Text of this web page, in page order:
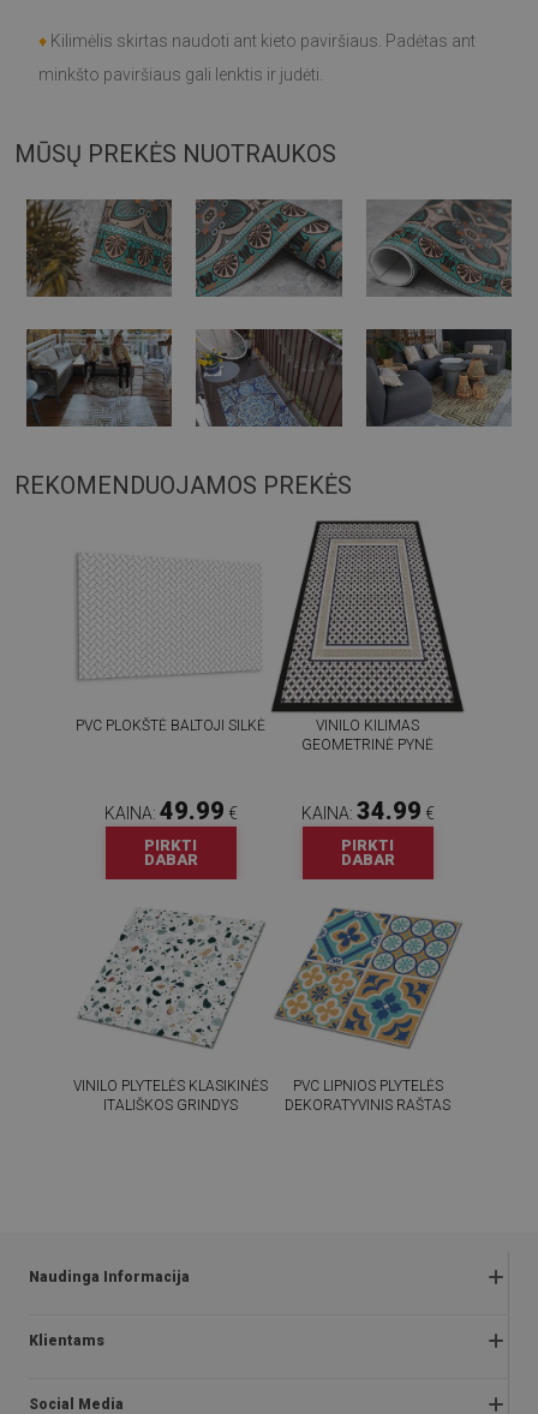
♦ Kilimėlis skirtas naudoti ant kieto paviršiaus. Padėtas ant
minkšto paviršiaus gali lenktis ir judėti.
MŪSŲ PREKĖS NUOTRAUKOS
REKOMENDUOJAMOS PREKĖS
PVC PLOKŠTĖ BALTOJI SILKĖ
KAINA: 49.99 €
PIRKTI
DABAR
VINILO KILIMAS
GEOMETRINĖ PYNĖ
KAINA: 34.99 €
PIRKTI
DABAR
VINILO PLYTELĖS KLASIKINĖS
ITALIŠKOS GRINDYS
PVC LIPNIOS PLYTELĖS
DEKORATYVINIS RAŠTAS
Naudinga Informacija
Grąžinimai ir skundai
Akcijos taisyklės
Klientams
Apie mus
Social Media